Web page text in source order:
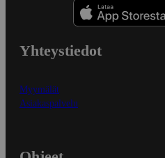
Yhteystiedot
Myymälät
Asiakaspalvelu